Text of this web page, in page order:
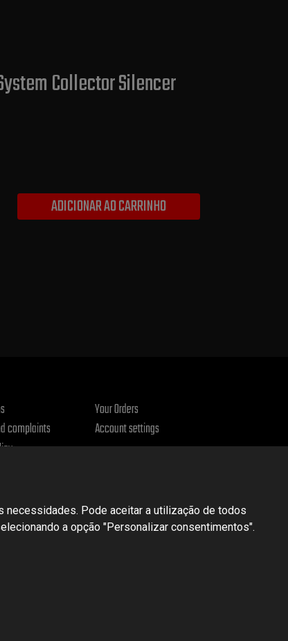
Collector Silencer
ADICIONAR AO CARRINHO
complaints
Your Orders
Account settings
necessidades. Pode aceitar a utilização de todos
a opção "Personalizar consentimentos".